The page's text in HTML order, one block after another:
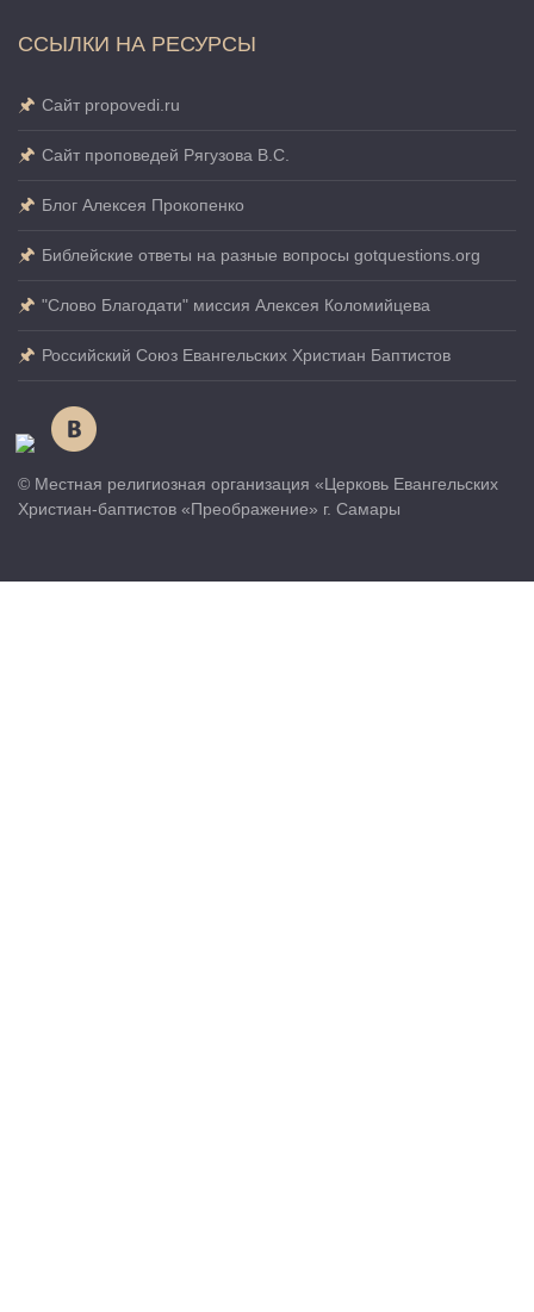
ССЫЛКИ НА РЕСУРСЫ
Сайт propovedi.ru
Сайт проповедей Рягузова В.С.
Блог Алексея Прокопенко
Библейские ответы на разные вопросы gotquestions.org
"Слово Благодати" миссия Алексея Коломийцева
Российский Союз Евангельских Христиан Баптистов
© Местная религиозная организация «Церковь Евангельских
Христиан-баптистов «Преображение» г. Самары